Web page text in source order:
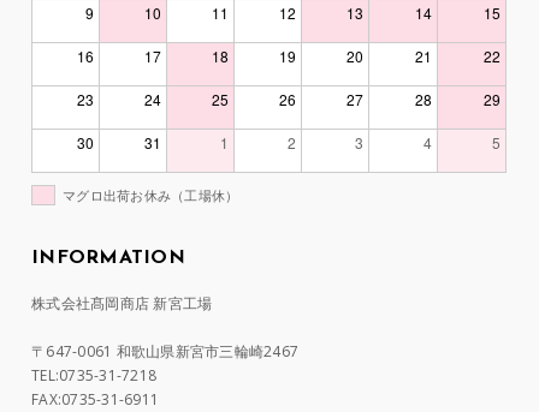
9 10 11 12 13 14 15
16 17 18 19 20 21 22
23 24 25 26 27 28 29
30 31 1 2 3 4 5
マグロ出荷お休み（工場休）
INFORMATION
株式会社髙岡商店 新宮工場
〒647-0061 和歌山県新宮市三輪崎2467
TEL:0735-31-7218
FAX:0735-31-6911